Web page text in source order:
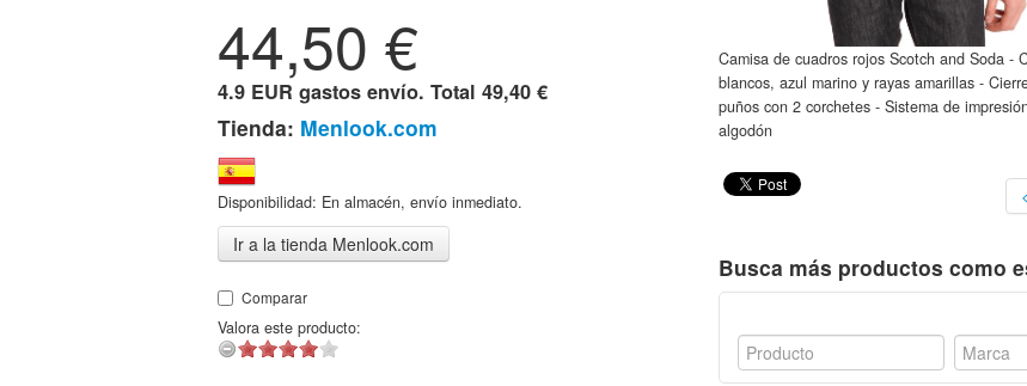
44,50 €
4.9 EUR gastos envío. Total 49,40 €
Tienda: Menlook.com
Disponibilidad: En almacén, envío inmediato.
Ir a la tienda Menlook.com
Comparar
Valora este producto:
Camisa de cuadros rojos Scotch and Soda -
blancos, azul marino y rayas amarillas -
puños con 2 corchetes - Sistema de
algodón
Busca más productos como